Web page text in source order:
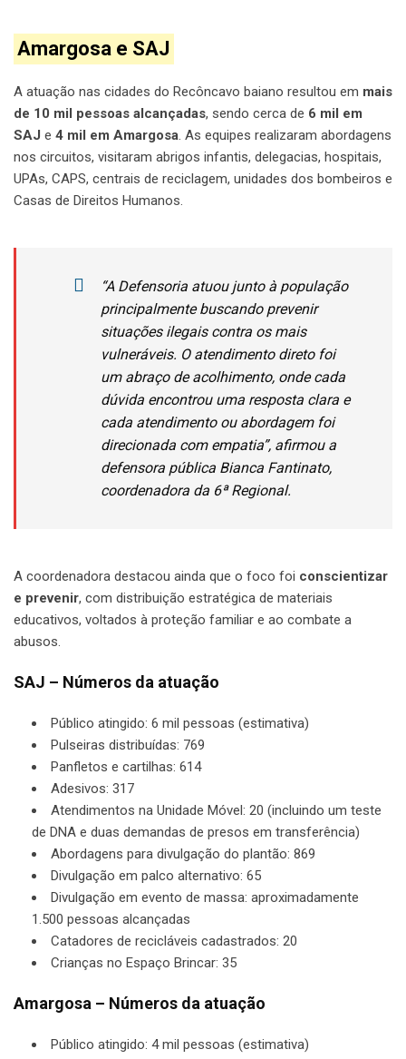
Amargosa e SAJ
A atuação nas cidades do Recôncavo baiano resultou em mais
de 10 mil pessoas alcançadas, sendo cerca de 6 mil em
SAJ e 4 mil em Amargosa. As equipes realizaram abordagens
nos circuitos, visitaram abrigos infantis, delegacias, hospitais,
UPAs, CAPS, centrais de reciclagem, unidades dos bombeiros e
Casas de Direitos Humanos.
“A Defensoria atuou junto à população
principalmente buscando prevenir
situações ilegais contra os mais
vulneráveis. O atendimento direto foi
um abraço de acolhimento, onde cada
dúvida encontrou uma resposta clara e
cada atendimento ou abordagem foi
direcionada com empatia”, afirmou a
defensora pública Bianca Fantinato,
coordenadora da 6ª Regional.
A coordenadora destacou ainda que o foco foi conscientizar
e prevenir, com distribuição estratégica de materiais
educativos, voltados à proteção familiar e ao combate a
abusos.
SAJ – Números da atuação
Público atingido: 6 mil pessoas (estimativa)
Pulseiras distribuídas: 769
Panfletos e cartilhas: 614
Adesivos: 317
Atendimentos na Unidade Móvel: 20 (incluindo um teste
de DNA e duas demandas de presos em transferência)
Abordagens para divulgação do plantão: 869
Divulgação em palco alternativo: 65
Divulgação em evento de massa: aproximadamente
1.500 pessoas alcançadas
Catadores de recicláveis cadastrados: 20
Crianças no Espaço Brincar: 35
Amargosa – Números da atuação
Público atingido: 4 mil pessoas (estimativa)